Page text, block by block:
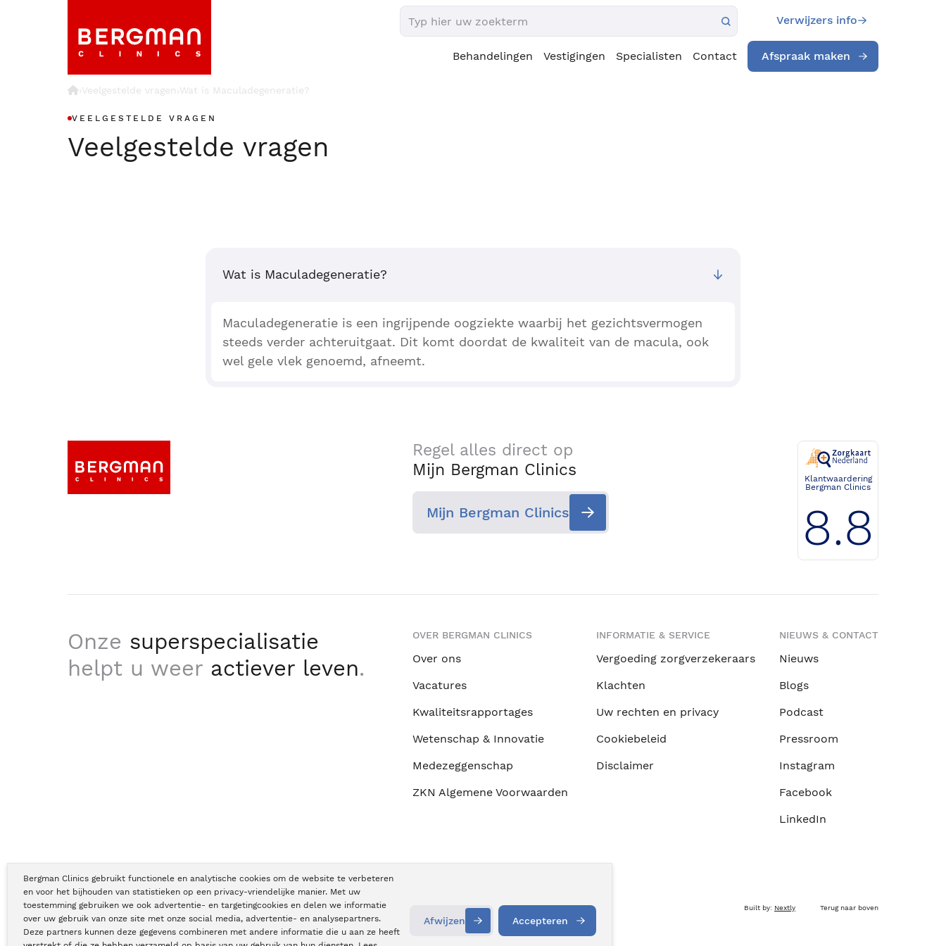
Bergman Clinics gebruikt functionele en analytische cookies om de website te verbeteren
en voor het bijhouden van statistieken op een privacy-vriendelijke manier. Met uw
toestemming gebruiken we ook advertentie- en targetingcookies en delen we informatie
over uw gebruik van onze site met onze social media, advertentie- en analysepartners.
Deze partners kunnen deze gegevens combineren met andere informatie die u aan ze heeft
Afwijzen Accepteren
Verwijzers info
Behandelingen Vestigingen Specialisten Contact Afspraak maken
›Veelgestelde vragen›Wat is Maculadegeneratie?
VEELGESTELDE VRAGEN
Veelgestelde vragen
Wat is Maculadegeneratie?
Maculadegeneratie is een ingrijpende oogziekte waarbij het gezichtsvermogen
steeds verder achteruitgaat. Dit komt doordat de kwaliteit van de macula, ook
wel gele vlek genoemd, afneemt.
Regel alles direct op
Mijn Bergman Clinics
Mijn Bergman Clinics
Klantwaardering
Bergman Clinics
8.8
Onze superspecialisatie
helpt u weer actiever leven.
OVER BERGMAN CLINICS
Over ons
Vacatures
Kwaliteitsrapportages
Wetenschap & Innovatie
Medezeggenschap
ZKN Algemene Voorwaarden
INFORMATIE & SERVICE
Vergoeding zorgverzekeraars
Klachten
Uw rechten en privacy
Cookiebeleid
Disclaimer
NIEUWS & CONTACT
Nieuws
Blogs
Podcast
Pressroom
Instagram
Facebook
LinkedIn
Copyright © Bergman Clinics 2026 | KVK nummer: 30196373 Built by: Nextly Terug naar boven